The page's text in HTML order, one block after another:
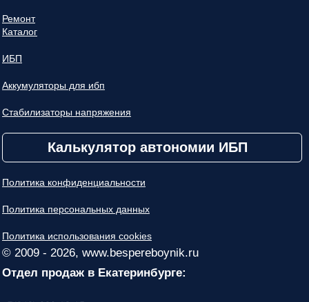
Ремонт
Каталог
ИБП
Аккумуляторы для ибп
Стабилизаторы напряжения
Калькулятор автономии ИБП
Политика конфиденциальности
Политика персональных данных
Политика использования cookies
© 2009 - 2026, www.bespereboynik.ru
Отдел продаж в Екатеринбурге: